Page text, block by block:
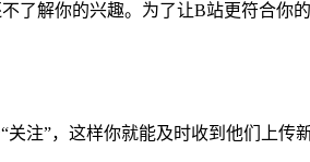
了解你的兴趣。为了让B站更符合你
注”，这样你就能及时收到他们上传